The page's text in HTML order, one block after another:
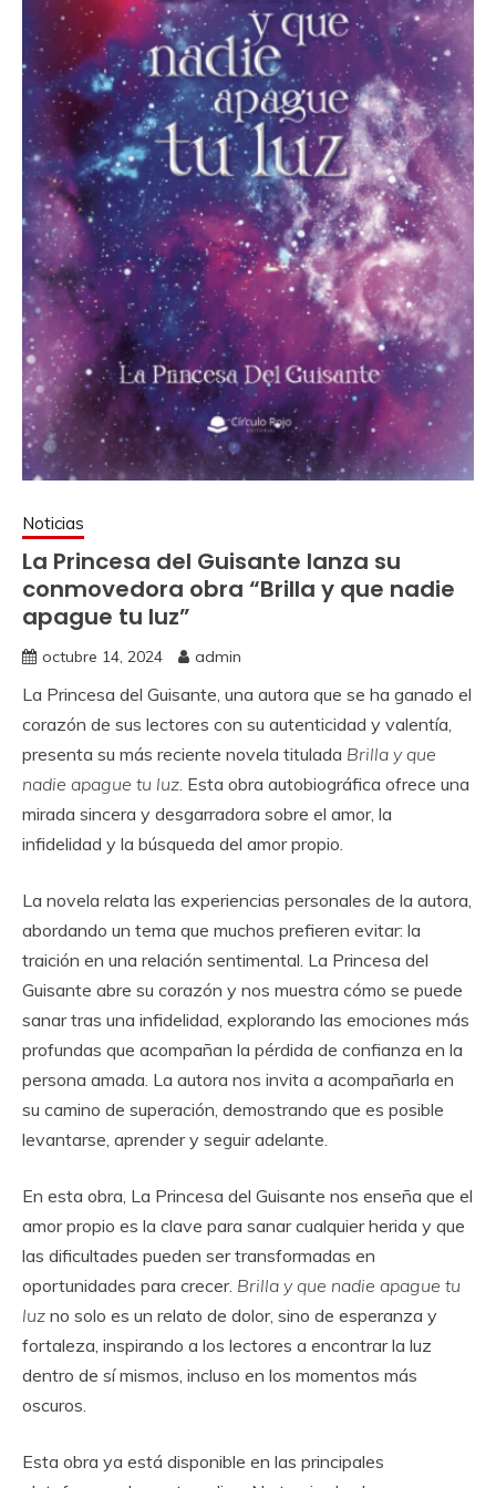
Noticias
La Princesa del Guisante lanza su
conmovedora obra “Brilla y que nadie
apague tu luz”
octubre 14, 2024 admin
La Princesa del Guisante, una autora que se ha ganado el
corazón de sus lectores con su autenticidad y valentía,
presenta su más reciente novela titulada Brilla y que
nadie apague tu luz . Esta obra autobiográfica ofrece una
mirada sincera y desgarradora sobre el amor, la
infidelidad y la búsqueda del amor propio.
La novela relata las experiencias personales de la autora,
abordando un tema que muchos prefieren evitar: la
traición en una relación sentimental. La Princesa del
Guisante abre su corazón y nos muestra cómo se puede
sanar tras una infidelidad, explorando las emociones más
profundas que acompañan la pérdida de confianza en la
persona amada. La autora nos invita a acompañarla en
su camino de superación, demostrando que es posible
levantarse, aprender y seguir adelante.
En esta obra, La Princesa del Guisante nos enseña que el
amor propio es la clave para sanar cualquier herida y que
las dificultades pueden ser transformadas en
oportunidades para crecer. Brilla y que nadie apague tu
luz no solo es un relato de dolor, sino de esperanza y
fortaleza, inspirando a los lectores a encontrar la luz
dentro de sí mismos, incluso en los momentos más
oscuros.
Esta obra ya está disponible en las principales